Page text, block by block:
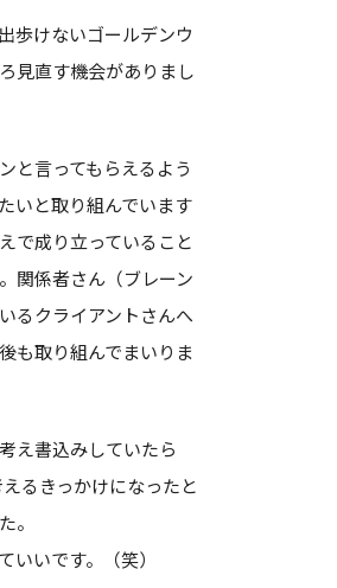
歩けないゴールデンウ
見直す機会がありまし
と言ってもらえるよう
いと取り組んでいます
で成り立っていること
関係者さん（ブレーン
るクライアントさんへ
も取り組んでまいりま
え書込みしていたら
るきっかけになったと
。
いいです。（笑）